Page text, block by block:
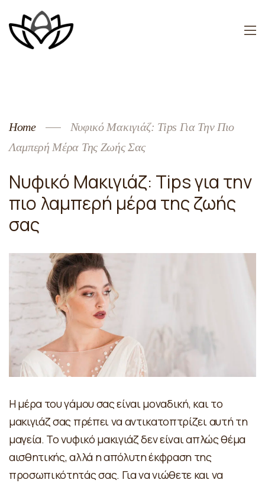
Home
Νυφικό Μακιγιάζ: Tips Για Την Πιο
Λαμπερή Μέρα Της Ζωής Σας
Νυφικό Μακιγιάζ: Tips για την
πιο λαμπερή μέρα της ζωής
σας
Η μέρα του γάμου σας είναι μοναδική, και το
μακιγιάζ σας πρέπει να αντικατοπτρίζει αυτή τη
μαγεία. Τονυφικό μακιγιάζδεν είναι απλώς θέμα
αισθητικής, αλλά η απόλυτη έκφραση της
προσωπικότητάς σας. Για να νιώθετε και να